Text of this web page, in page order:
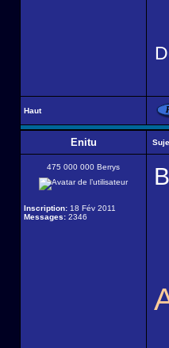
Haut
Enitu
475 000 000 Berrys
Inscription: 18 Fév 2011
Messages: 2346